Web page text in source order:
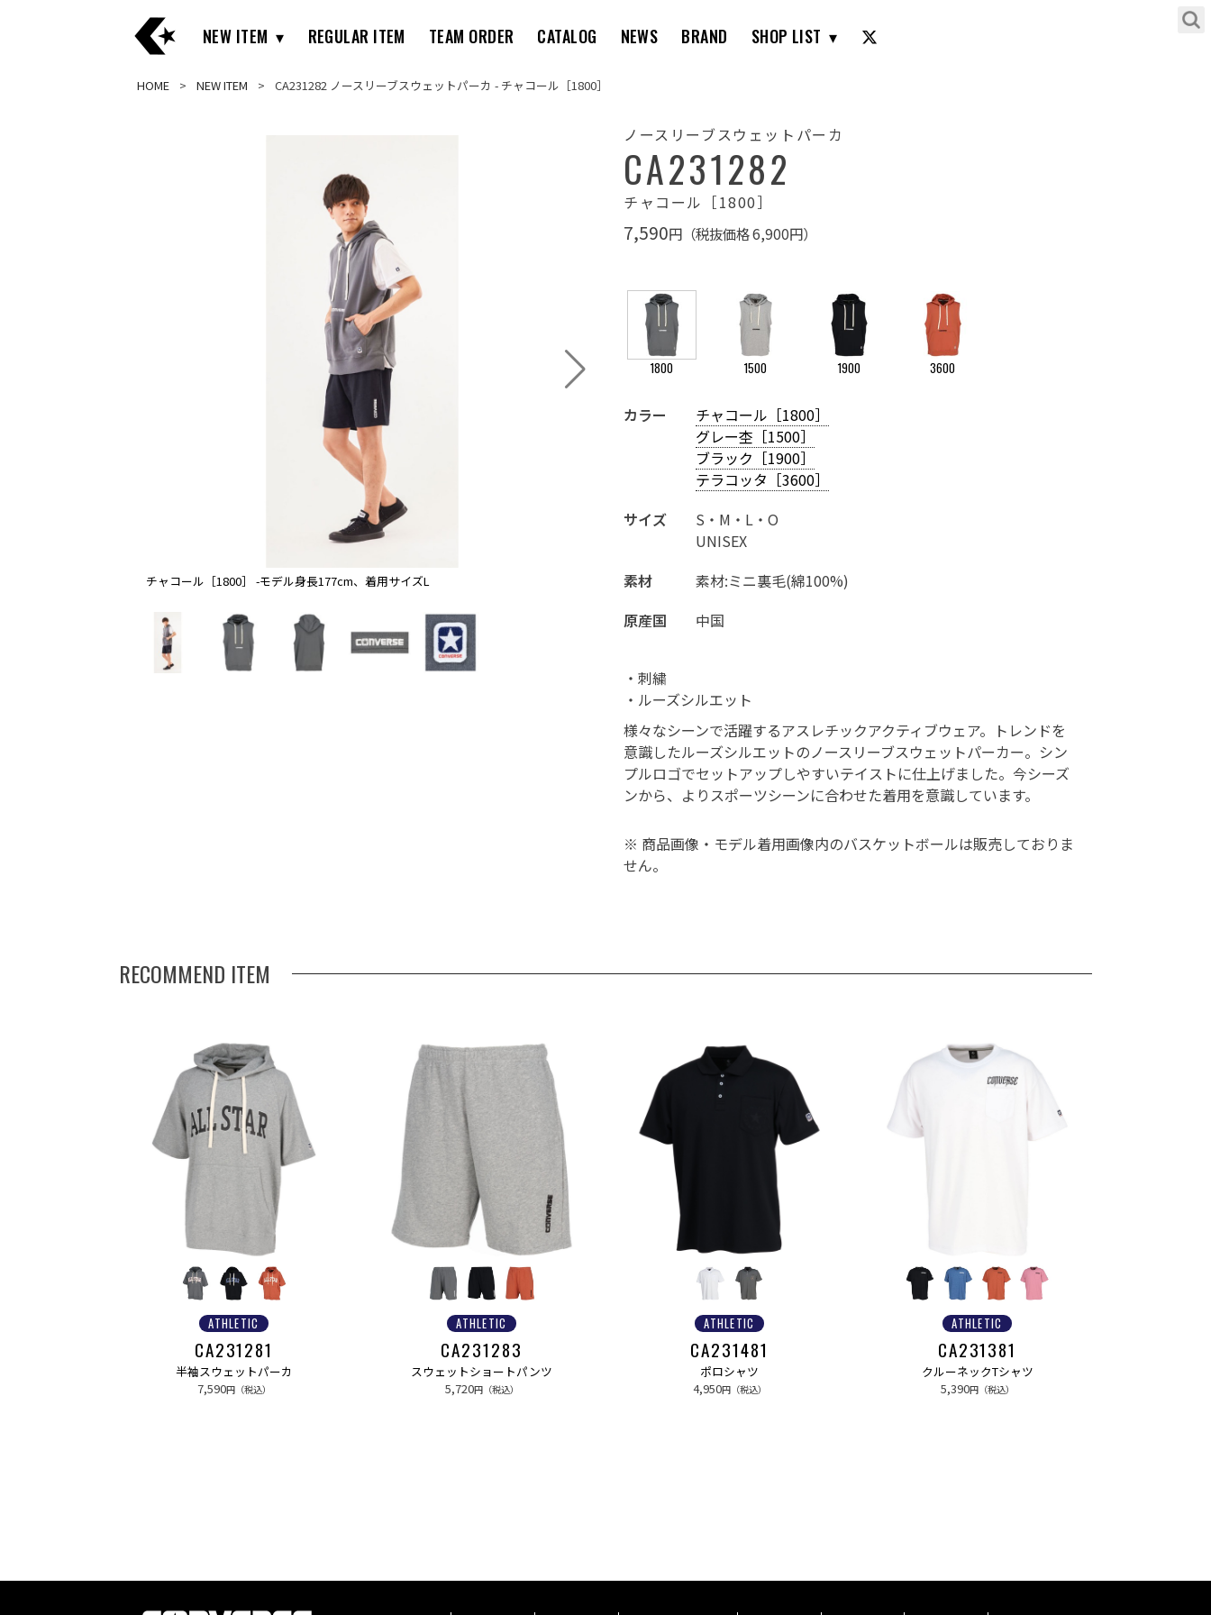
NEW ITEM REGULAR ITEM TEAM ORDER CATALOG NEWS BRAND SHOP LIST
HOME NEW ITEM CA231282 ノースリーブスウェットパーカ - チャコール［1800］
チャコール［1800］ -モデル身長177cm、着用サイズL チャコール［1800］
ノースリーブスウェットパーカ
CA231282
チャコール［1800］
7,590円（税抜価格 6,900円）
1800 1500 1900 3600
カラー
チャコール［1800］
グレー杢［1500］
ブラック［1900］
テラコッタ［3600］
サイズ
S・M・L・O
UNISEX
素材
素材:ミニ裏毛(綿100%)
原産国
中国
・刺繍
・ルーズシルエット
様々なシーンで活躍するアスレチックアクティブウェア。トレンドを
意識したルーズシルエットのノースリーブスウェットパーカー。シン
プルロゴでセットアップしやすいテイストに仕上げました。今シーズ
ンから、よりスポーツシーンに合わせた着用を意識しています。
※ 商品画像・モデル着用画像内のバスケットボールは販売しておりま
せん。
RECOMMEND ITEM
ATHLETIC
CA231281
半袖スウェットパーカ
7,590円（税込）
ATHLETIC
CA231283
スウェットショートパンツ
5,720円（税込）
ATHLETIC
CA231481
ポロシャツ
4,950円（税込）
ATHLETIC
CA231381
クルーネックTシャツ
5,390円（税込）